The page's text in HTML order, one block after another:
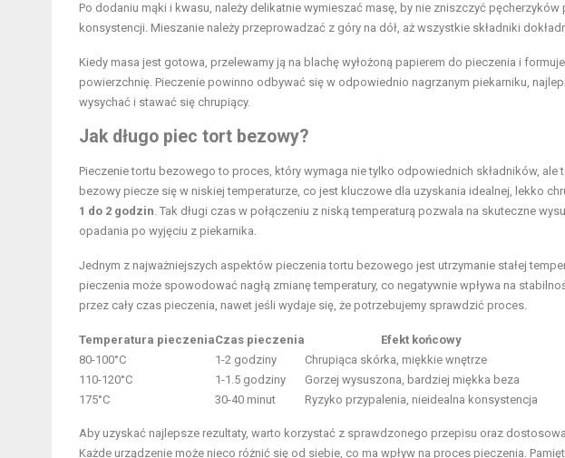
Po dodaniu mąki i kwasu, należy delikatnie wymieszać masę, by nie zniszczyć
konsystencji. Mieszanie należy przeprowadzać z góry na dół, aż wszystkie składniki
Kiedy masa jest gotowa, przelewamy ją na blachę wyłożoną papierem do pieczenia i
powierzchnię. Pieczenie powinno odbywać się w odpowiednio nagrzanym piekarniku,
wysychać i stawać się chrupiący.
Jak długo piec tort bezowy?
Pieczenie tortu bezowego to proces, który wymaga nie tylko odpowiednich składników,
bezowy piecze się w niskiej temperaturze, co jest kluczowe dla uzyskania idealnej, lekko
1 do 2 godzin. Tak długi czas w połączeniu z niską temperaturą pozwala na skuteczne
opadania po wyjęciu z piekarnika.
Jednym z najważniejszych aspektów pieczenia tortu bezowego jest utrzymanie stałej
pieczenia może spowodować nagłą zmianę temperatury, co negatywnie wpływa na
przez cały czas pieczenia, nawet jeśli wydaje się, że potrzebujemy sprawdzić proces.
Temperatura pieczeniaCzas pieczenia
Efekt końcowy
80-100°C
1-2 godziny
Chrupiąca skórka, miękkie wnętrze
110-120°C
1-1.5 godziny
Gorzej wysuszona, bardziej miękka beza
175°C
30-40 minut Ryzyko przypalenia, nieidealna konsystencja
Aby uzyskać najlepsze rezultaty, warto korzystać z sprawdzonego przepisu oraz
Każde urządzenie może nieco różnić się od siebie, co ma wpływ na proces pieczenia.